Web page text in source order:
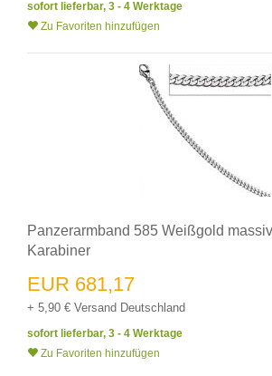
sofort lieferbar, 3 - 4 Werktage
Zu Favoriten hinzufügen
Panzerarmband 585 Weißgold
Karabiner
EUR 681,17
+ 5,90 € Versand Deutschland
sofort lieferbar, 3 - 4 Werktage
Zu Favoriten hinzufügen